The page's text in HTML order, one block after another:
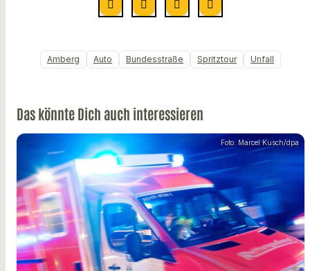
Amberg Auto Bundesstraße Spritztour Unfall
Das könnte Dich auch interessieren
Foto: Marcel Kusch/dpa